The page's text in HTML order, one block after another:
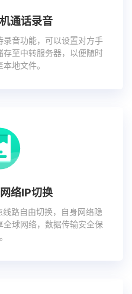
通话录音
音功能，可以设置对方手
至中转服务器，以便随时
地文件。
络IP切换
路自由切换，自身网络隐
球网络，数据传输安全保